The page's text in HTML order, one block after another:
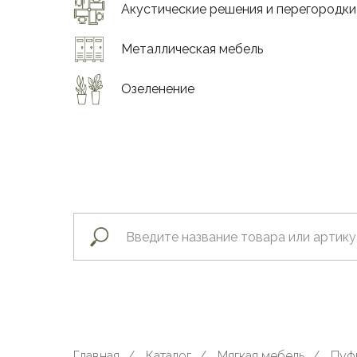
Озеленение
Акустические решения и перегородки
Металлическая мебель